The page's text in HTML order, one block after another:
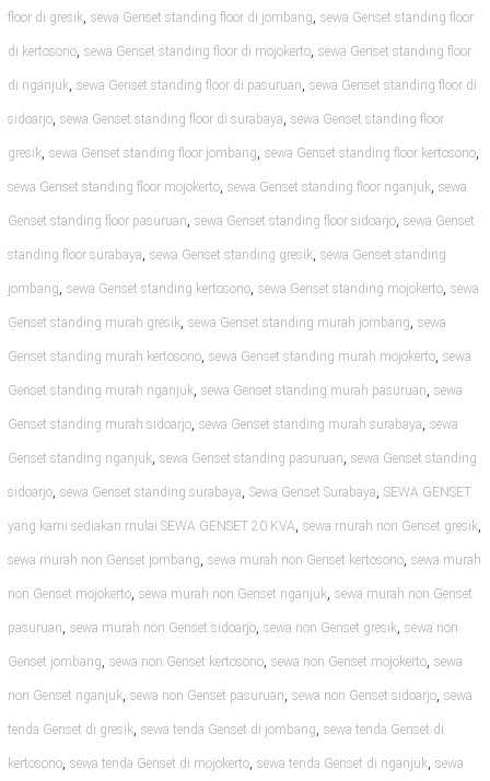
floor di gresik, sewa Genset standing floor di jombang, sewa Genset standing floor
di kertosono, sewa Genset standing floor di mojokerto, sewa Genset standing floor
di nganjuk, sewa Genset standing floor di pasuruan, sewa Genset standing floor di
sidoarjo, sewa Genset standing floor di surabaya, sewa Genset standing floor
gresik, sewa Genset standing floor jombang, sewa Genset standing floor kertosono,
sewa Genset standing floor mojokerto, sewa Genset standing floor nganjuk, sewa
Genset standing floor pasuruan, sewa Genset standing floor sidoarjo, sewa Genset
standing floor surabaya, sewa Genset standing gresik, sewa Genset standing
jombang, sewa Genset standing kertosono, sewa Genset standing mojokerto, sewa
Genset standing murah gresik, sewa Genset standing murah jombang, sewa
Genset standing murah kertosono, sewa Genset standing murah mojokerto, sewa
Genset standing murah nganjuk, sewa Genset standing murah pasuruan, sewa
Genset standing murah sidoarjo, sewa Genset standing murah surabaya, sewa
Genset standing nganjuk, sewa Genset standing pasuruan, sewa Genset standing
sidoarjo, sewa Genset standing surabaya, Sewa Genset Surabaya, SEWA GENSET
yang kami sediakan mulai SEWA GENSET 20 KVA, sewa murah non Genset gresik,
sewa murah non Genset jombang, sewa murah non Genset kertosono, sewa murah
non Genset mojokerto, sewa murah non Genset nganjuk, sewa murah non Genset
pasuruan, sewa murah non Genset sidoarjo, sewa non Genset gresik, sewa non
Genset jombang, sewa non Genset kertosono, sewa non Genset mojokerto, sewa
non Genset nganjuk, sewa non Genset pasuruan, sewa non Genset sidoarjo, sewa
tenda Genset di gresik, sewa tenda Genset di jombang, sewa tenda Genset di
kertosono, sewa tenda Genset di mojokerto, sewa tenda Genset di nganjuk, sewa